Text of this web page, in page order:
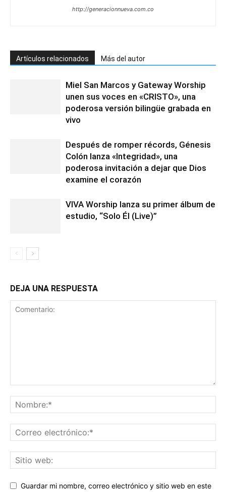
http://generacionnueva.com.co
Artículos relacionados Más del autor
Miel San Marcos y Gateway Worship
unen sus voces en «CRISTO», una
poderosa versión bilingüe grabada en
vivo
Después de romper récords, Génesis
Colón lanza «Integridad», una
poderosa invitación a dejar que Dios
examine el corazón
VIVA Worship lanza su primer álbum de
estudio, “Solo Él (Live)”
DEJA UNA RESPUESTA
Guardar mi nombre, correo electrónico y sitio web en este